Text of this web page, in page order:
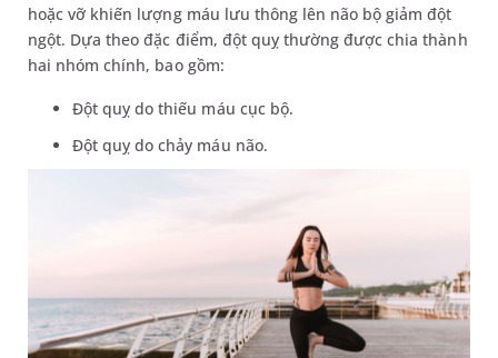
hoặc vỡ khiến lượng máu lưu thông lên não bộ giảm đột
ngột. Dựa theo đặc điểm, đột quỵ thường được chia thành
hai nhóm chính, bao gồm:
Đột quỵ do thiếu máu cục bộ.
Đột quỵ do chảy máu não.